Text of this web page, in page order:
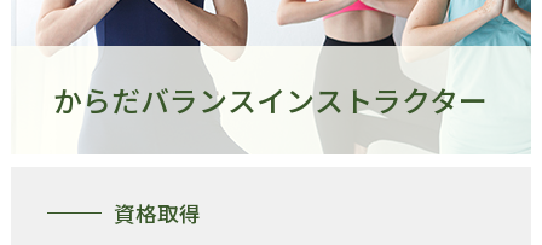
からだバランスインストラクター
資格取得